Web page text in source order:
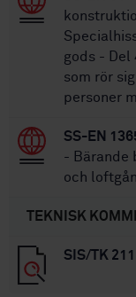
gods - Del
som rör
personer
SS-EN
- Bärande
och
TEKNISK
SIS/TK 211